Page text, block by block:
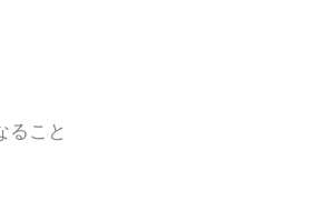
ること